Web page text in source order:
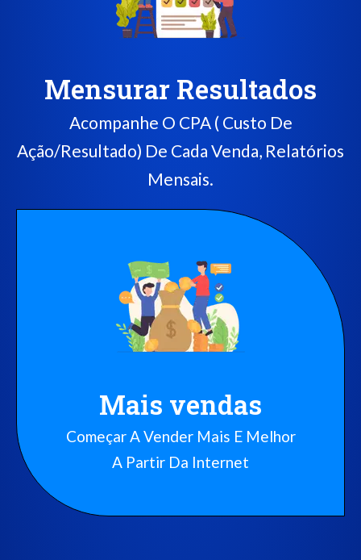
Mensurar Resultados
Acompanhe O CPA ( Custo De
Ação/Resultado) De Cada Venda, Relatórios
Mensais.
Mais vendas
Começar A Vender Mais E Melhor
A Partir Da Internet